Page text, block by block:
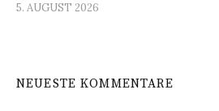
5. AUGUST 2026
NEUESTE KOMMENTARE